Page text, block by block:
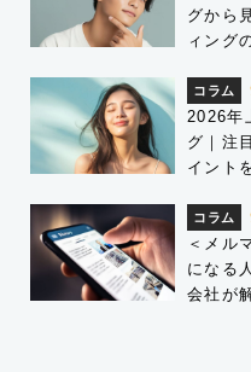
グから
ィング
コラム
2026年
グ｜注
イント
コラム
＜メル
になる
会社が